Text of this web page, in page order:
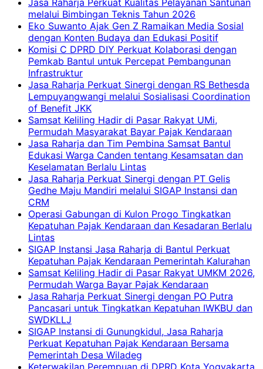
melalui Bimbingan Teknis Tahun 2026
Eko Suwanto Ajak Gen Z Ramaikan Media Sosial
dengan Konten Budaya dan Edukasi Positif
Komisi C DPRD DIY Perkuat Kolaborasi dengan
Pemkab Bantul untuk Percepat Pembangunan
Infrastruktur
Jasa Raharja Perkuat Sinergi dengan RS Bethesda
Lempuyangwangi melalui Sosialisasi Coordination
of Benefit JKK
Samsat Keliling Hadir di Pasar Rakyat UMi,
Permudah Masyarakat Bayar Pajak Kendaraan
Jasa Raharja dan Tim Pembina Samsat Bantul
Edukasi Warga Canden tentang Kesamsatan dan
Keselamatan Berlalu Lintas
Jasa Raharja Perkuat Sinergi dengan PT Gelis
Gedhe Maju Mandiri melalui SIGAP Instansi dan
CRM
Operasi Gabungan di Kulon Progo Tingkatkan
Kepatuhan Pajak Kendaraan dan Kesadaran Berlalu
Lintas
SIGAP Instansi Jasa Raharja di Bantul Perkuat
Kepatuhan Pajak Kendaraan Pemerintah Kalurahan
Samsat Keliling Hadir di Pasar Rakyat UMKM 2026,
Permudah Warga Bayar Pajak Kendaraan
Jasa Raharja Perkuat Sinergi dengan PO Putra
Pancasari untuk Tingkatkan Kepatuhan IWKBU dan
SWDKLLJ
SIGAP Instansi di Gunungkidul, Jasa Raharja
Perkuat Kepatuhan Pajak Kendaraan Bersama
Pemerintah Desa Wiladeg
Keterwakilan Perempuan di DPRD Kota Yogyakarta